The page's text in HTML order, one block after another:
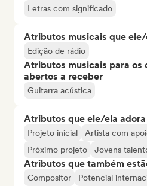
Letras com significado
Atributos musicais que ele/
Edição de rádio
Atributos musicais para os
abertos a receber
Guitarra acústica
Atributos que ele/ela adora
Projeto inicial Artista com
Próximo projeto
Jovens
Atributos que também
Compositor Potencial